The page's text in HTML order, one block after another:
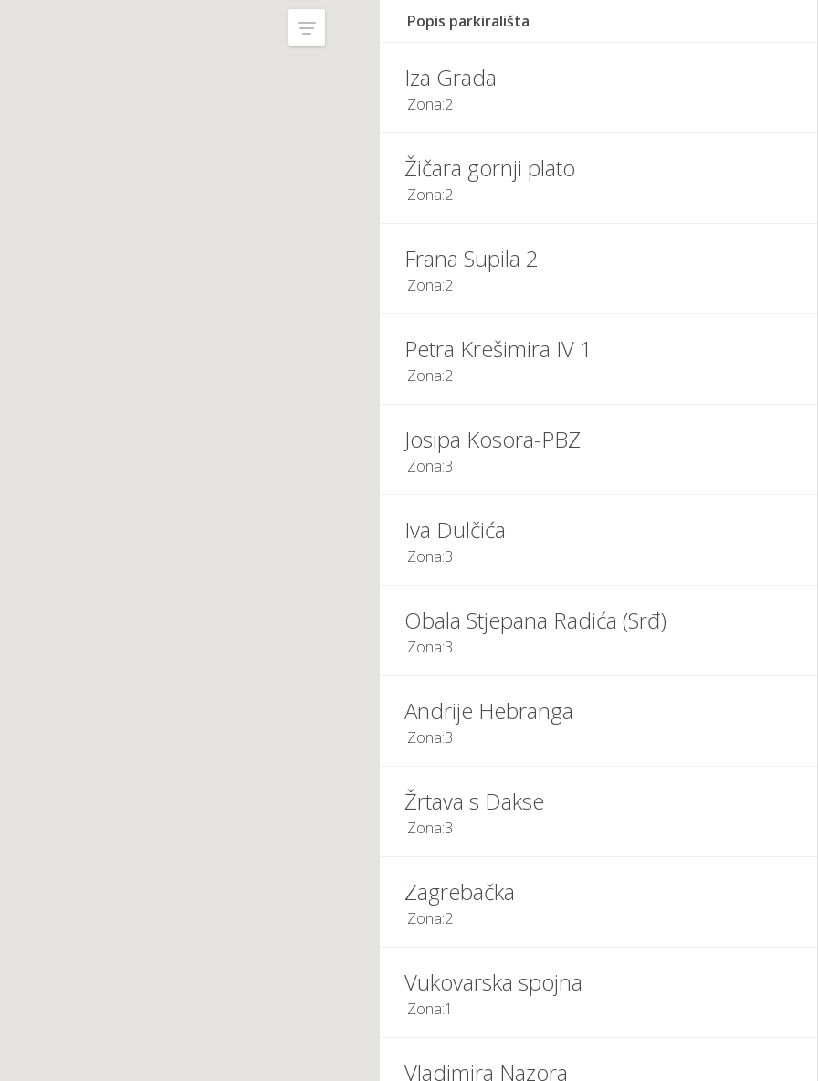
Popis parkirališta
Iza Grada
Zona:2
Žičara gornji plato
Zona:2
Frana Supila 2
Zona:2
Petra Krešimira IV 1
Zona:2
Josipa Kosora-PBZ
Zona:3
Iva Dulčića
Zona:3
Obala Stjepana Radića (Srđ)
Zona:3
Andrije Hebranga
Zona:3
Žrtava s Dakse
Zona:3
Zagrebačka
Zona:2
Vukovarska spojna
Zona:1
Vladimira Nazora